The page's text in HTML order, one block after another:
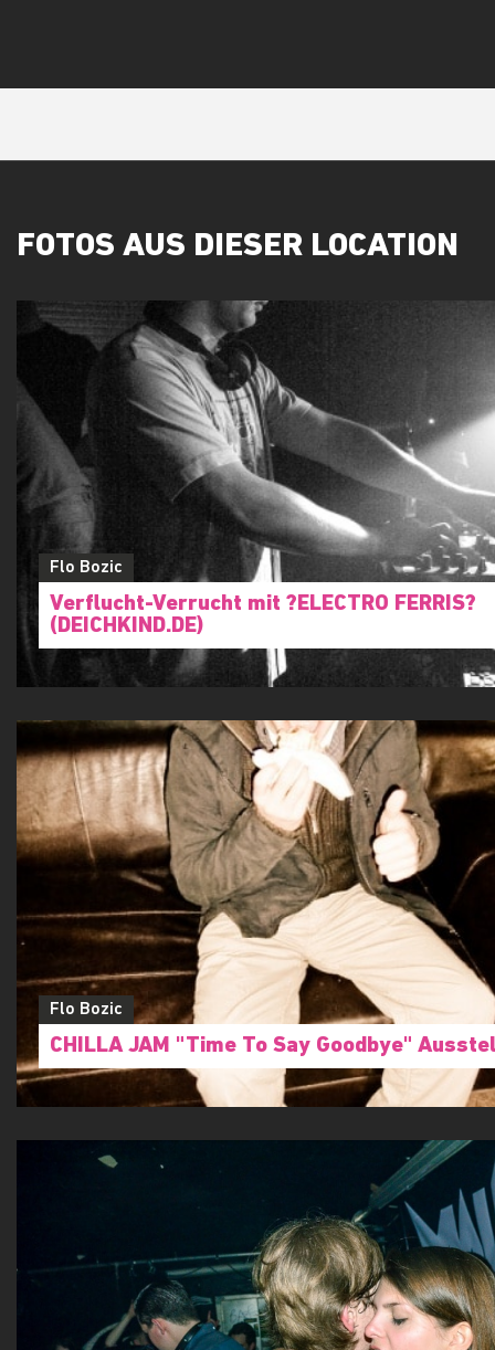
FOTOS AUS DIESER LOCATION
Flo Bozic
Verflucht-Verrucht mit ?ELECTRO FERRIS?
(DEICHKIND.DE)
Flo Bozic
CHILLA JAM "Time To Say Goodbye"